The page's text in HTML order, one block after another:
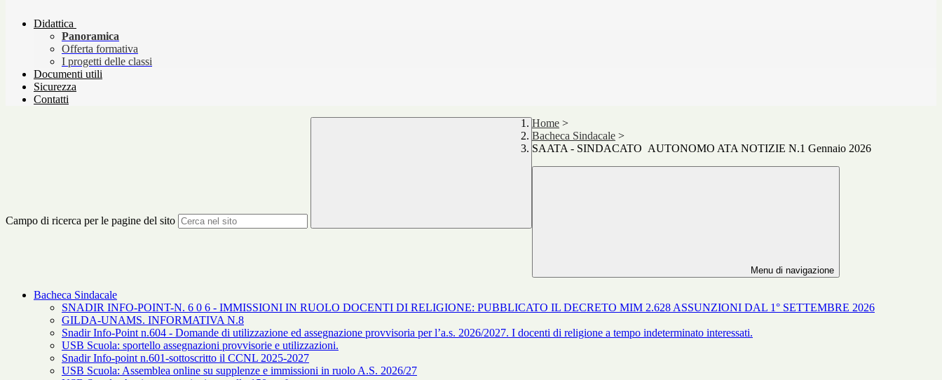
Didattica
Panoramica
Offerta formativa
I progetti delle classi
Documenti utili
Sicurezza
Contatti
Campo di ricerca per le pagine del sito
Home >
Bacheca Sindacale >
SAATA - SINDACATO AUTONOMO ATA NOTIZIE N.1 Gennaio 2026
Menu di navigazione
Bacheca Sindacale
SNADIR INFO-POINT-N. 6 0 6 - IMMISSIONI IN RUOLO DOCENTI DI RELIGIONE: PUBBLICATO IL DECRETO MIM 2.628 ASSUNZIONI DAL 1° SETTEMBRE 2026
GILDA-UNAMS. INFORMATIVA N.8
Snadir Info-Point n.604 - Domande di utilizzazione ed assegnazione provvisoria per l’a.s. 2026/2027. I docenti di religione a tempo indeterminato interessati.
USB Scuola: sportello assegnazioni provvisorie e utilizzazioni.
Snadir Info-point n.601-sottoscritto il CCNL 2025-2027
USB Scuola: Assemblea online su supplenze e immissioni in ruolo A.S. 2026/27